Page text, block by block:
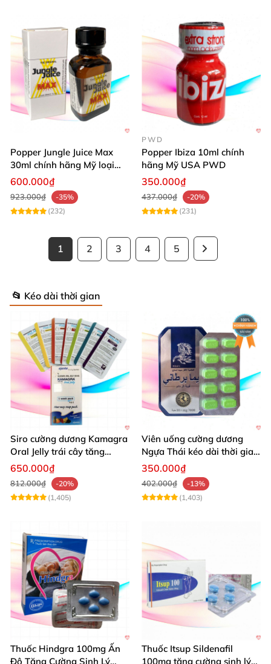
Popper Jungle Juice Max
30ml chính hãng Mỹ loại
mạnh cho Top Bot
600.000₫
923.000₫
-35%
(232)
PWD
Popper Ibiza 10ml chính
hãng Mỹ USA PWD
350.000₫
437.000₫
-20%
(231)
1 2 3 4 5
📂 Kéo dài thời gian
Siro cường dương Kamagra
Oral Jelly trái cây tăng
cường sinh lý nam
650.000₫
812.000₫
-20%
(1,405)
Viên uống cường dương
Ngựa Thái kéo dài thời gian
quan hệ
350.000₫
402.000₫
-13%
(1,403)
Thuốc Hindgra 100mg Ấn
Độ Tăng Cường Sinh Lý
Thuốc Itsup Sildenafil
100mg tăng cường sinh lý